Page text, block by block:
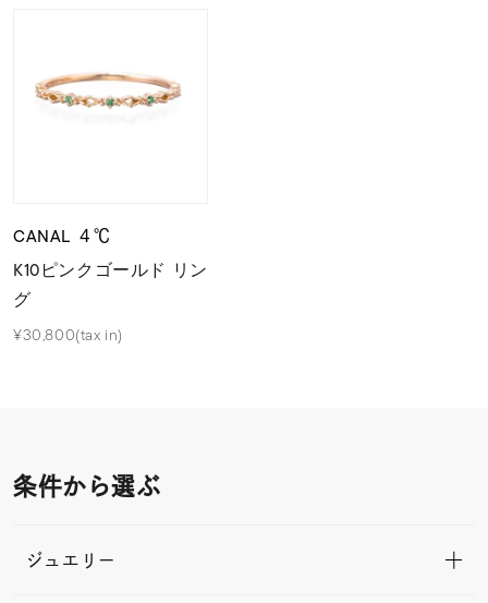
CANAL ４℃
K10ピンクゴールド リン
グ
¥30,800(tax in)
条件から選ぶ
ジュエリー